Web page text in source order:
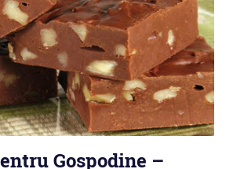
Gospodine –